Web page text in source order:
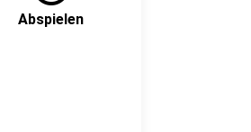
Abspielen